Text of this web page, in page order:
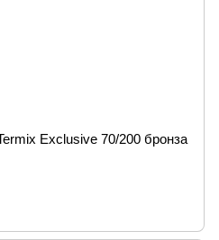
Exclusive 70/200 бронза